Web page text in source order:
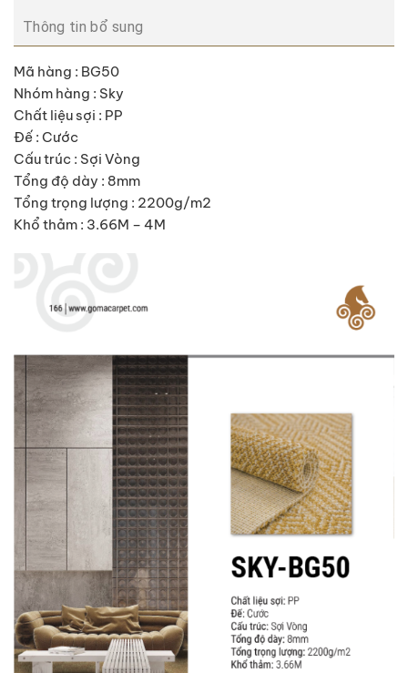
Thông tin bổ sung
Mã hàng : BG50
Nhóm hàng : Sky
Chất liệu sợi : PP
Đế : Cước
Cấu trúc : Sợi Vòng
Tổng độ dày : 8mm
Tổng trọng lượng : 2200g/m2
Khổ thảm : 3.66M – 4M